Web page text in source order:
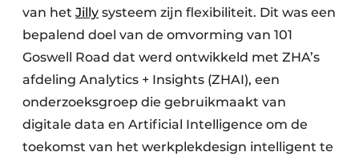
van het Jilly systeem zijn flexibiliteit. Dit was een
bepalend doel van de omvorming van 101
Goswell Road dat werd ontwikkeld met ZHA’s
afdeling Analytics + Insights (ZHAI), een
onderzoeksgroep die gebruikmaakt van
digitale data en Artificial Intelligence om de
toekomst van het werkplekdesign intelligent te